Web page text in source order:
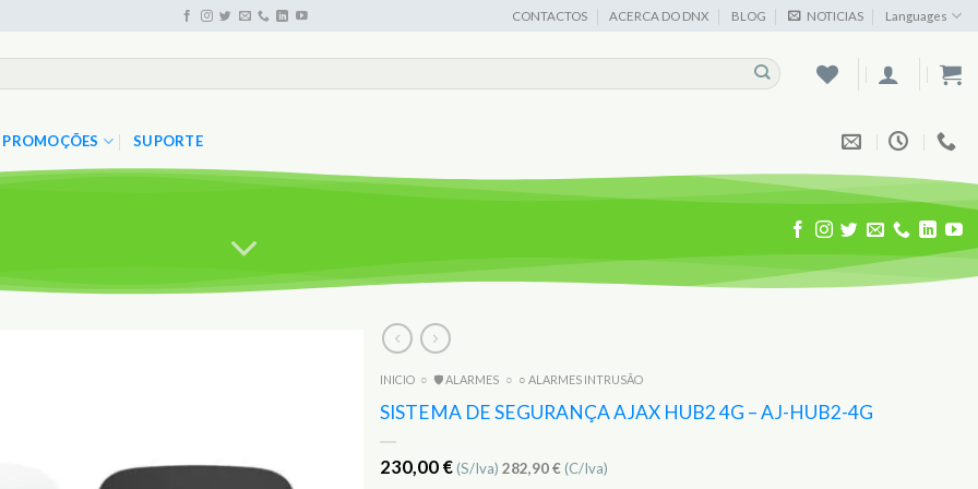
CONTACTOS ACERCA DO DNX BLOG NOTICIAS Languages
PROMOÇÕES SUPORTE
INICIO ○ 🛡️ ALARMES ○ ○ ALARMES INTRUSÃO
SISTEMA DE SEGURANÇA AJAX HUB2 4G – AJ-HUB2-4G
230,00 € (S/Iva) 282,90€ (C/Iva)